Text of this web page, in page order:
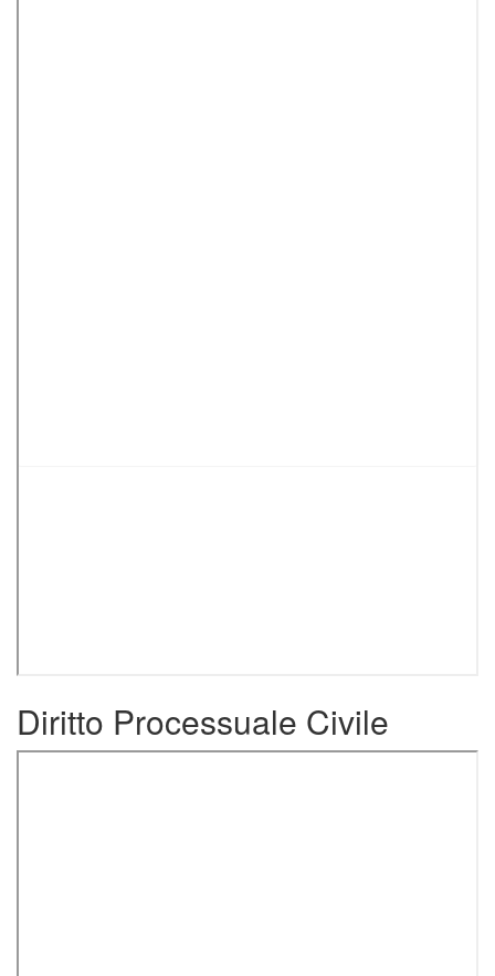
Diritto Processuale Civile